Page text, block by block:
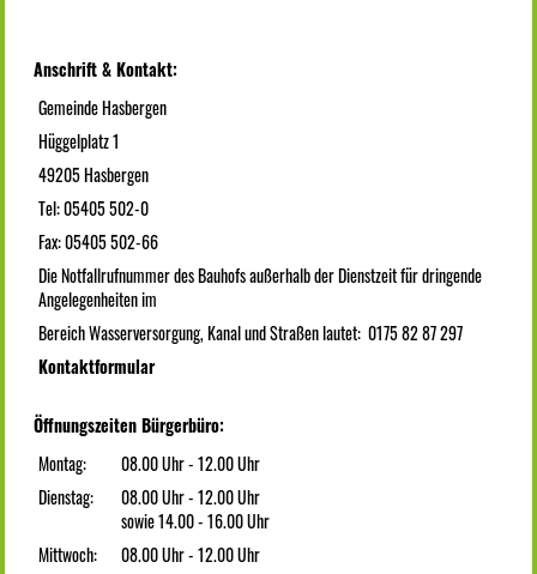
Anschrift & Kontakt:
Gemeinde Hasbergen
Hüggelplatz 1
49205 Hasbergen
Tel: 05405 502-0
Fax: 05405 502-66
Die Notfallrufnummer des Bauhofs außerhalb der Dienstzeit für dringende
Angelegenheiten im
Bereich Wasserversorgung, Kanal und Straßen lautet: 0175 82 87 297
Kontaktformular
Öffnungszeiten Bürgerbüro:
Montag:
08.00 Uhr - 12.00 Uhr
Dienstag:
08.00 Uhr - 12.00 Uhr
sowie 14.00 - 16.00 Uhr
Mittwoch:
08.00 Uhr - 12.00 Uhr